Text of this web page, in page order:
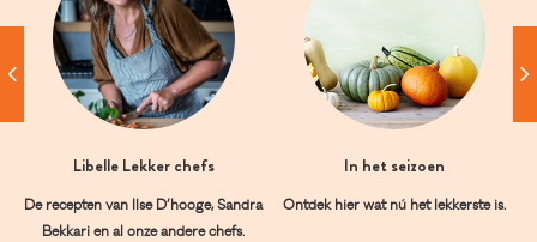
Libelle Lekker chefs
De recepten van Ilse D’hooge, Sandra
Bekkari en al onze andere chefs.
In het seizoen
Ontdek hier wat nú het lekkerste is.